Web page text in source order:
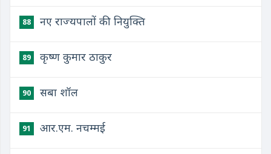
88 नए राज्यपालों की नियुक्ति
89 कृष्ण कुमार ठाकुर
90 सबा शॉल
91 आर.एम. नचम्मई